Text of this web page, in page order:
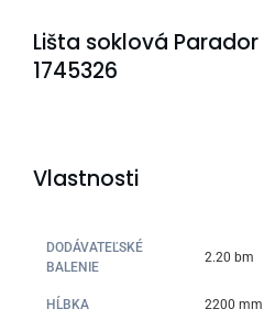
Lišta soklová Parador
1745326
Vlastnosti
DODÁVATEĽSKÉ
BALENIE
2.20 bm
HĹBKA 2200 mm